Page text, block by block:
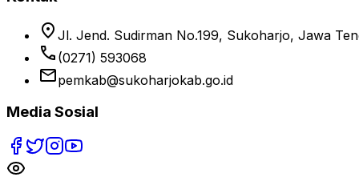
location_on Jl. Jend. Sudirman No.199, Sukoharjo, Jawa
phone (0271) 593068
emailpemkab@sukoharjokab.go.id
Media Sosial